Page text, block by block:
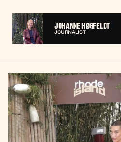
JOHANNE HØGFELDT
JOURNALIST